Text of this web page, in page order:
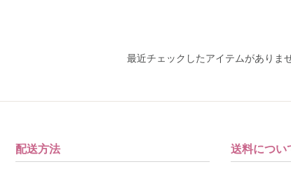
最近チェックしたアイテムがありませ
配送方法 送料につい